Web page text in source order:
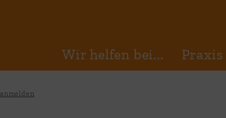
Wir helfen bei... Praxis